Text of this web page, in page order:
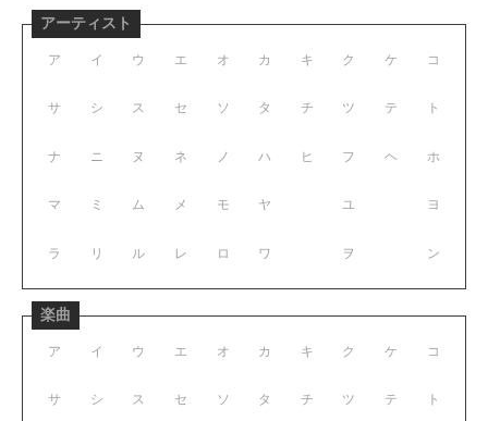
アーティスト
ア イ ウ エ オ
サ シ ス セ ソ
ナ ニ ヌ ネ ノ
マ ミ ム メ モ
ラ リ ル レ ロ
カ キ ク ケ コ
タ チ ツ テ ト
ハ ヒ フ ヘ ホ
ヤ ユ ヨ
ワ ヲ ン
楽曲
ア イ ウ エ オ
サ シ ス セ ソ
カ キ ク ケ コ
タ チ ツ テ ト